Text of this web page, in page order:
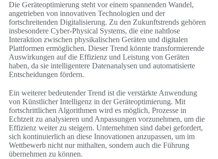
Die Geräteoptimierung steht vor einem spannenden Wandel,
angetrieben von innovativen Technologien und der
fortschreitenden Digitalisierung. Zu den Zukunftstrends gehören
insbesondere Cyber-Physical Systems, die eine nahtlose
Interaktion zwischen physikalischen Geräten und digitalen
Plattformen ermöglichen. Dieser Trend könnte transformierende
Auswirkungen auf die Effizienz und Leistung von Geräten
haben, da sie intelligentere Datenanalysen und automatisierte
Entscheidungen fördern.
Ein weiterer bedeutender Trend ist die verstärkte Anwendung
von Künstlicher Intelligenz in der Geräteoptimierung. Mit
fortschrittlichen Algorithmen wird es möglich, Prozesse in
Echtzeit zu analysieren und Anpassungen vorzunehmen, um die
Effizienz weiter zu steigern. Unternehmen sind dabei gefordert,
sich kontinuierlich an diese Innovationen anzupassen, um im
Wettbewerb nicht nur mithalten, sondern auch die Führung
übernehmen zu können.